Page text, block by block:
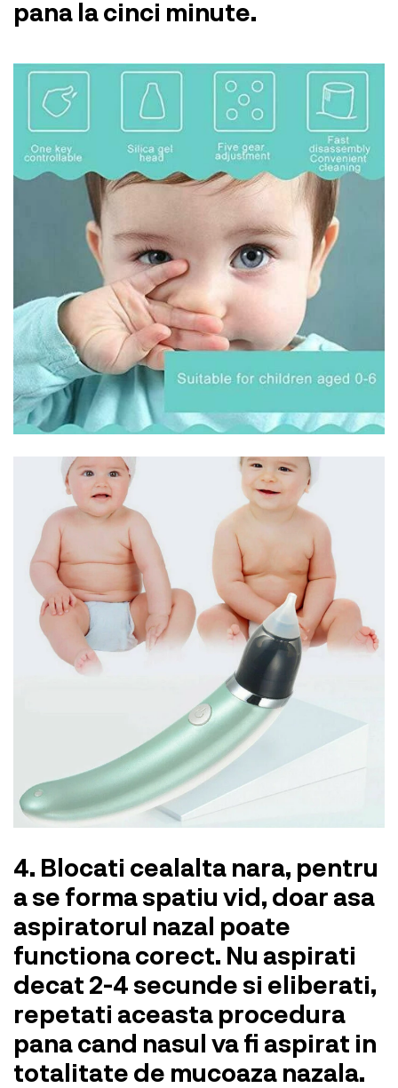
pana la cinci minute.
4. Blocati cealalta nara, pentru
a se forma spatiu vid, doar asa
aspiratorul nazal poate
functiona corect. Nu aspirati
decat 2-4 secunde si eliberati,
repetati aceasta procedura
pana cand nasul va fi aspirat in
totalitate de mucoaza nazala.